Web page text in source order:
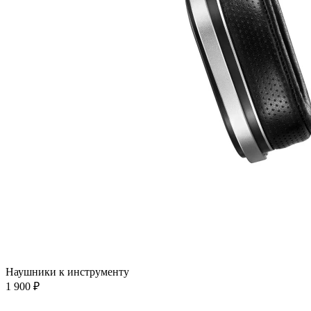
Наушники к инструменту
1 900 ₽